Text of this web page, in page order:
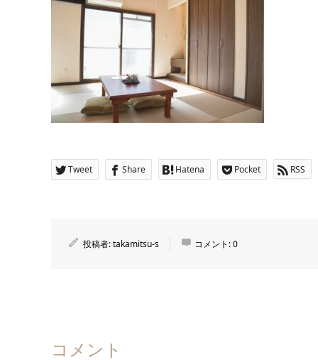
Tweet Share Hatena Pocket RSS
投稿者:takamitsu-s コメント:0
コメント